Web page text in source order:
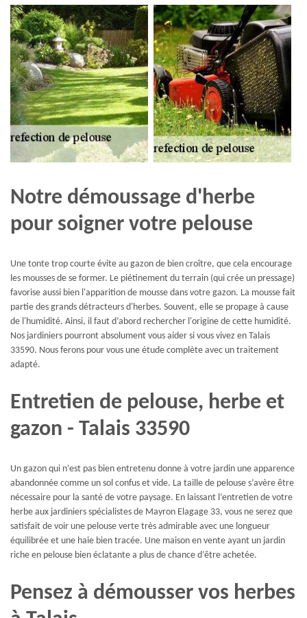
Notre démoussage d'herbe
pour soigner votre pelouse
Une tonte trop courte évite au gazon de bien croître, que cela encourage
les mousses de se former. Le piétinement du terrain (qui crée un pressage)
favorise aussi bien l'apparition de mousse dans votre gazon. La mousse fait
partie des grands détracteurs d'herbes. Souvent, elle se propage à cause
de l'humidité. Ainsi, il faut d’abord rechercher l'origine de cette humidité.
Nos jardiniers pourront absolument vous aider si vous vivez en Talais
33590. Nous ferons pour vous une étude complète avec un traitement
adapté.
Entretien de pelouse, herbe et
gazon - Talais 33590
Un gazon qui n’est pas bien entretenu donne à votre jardin une apparence
abandonnée comme un sol confus et vide. La taille de pelouse s’avère être
nécessaire pour la santé de votre paysage. En laissant l’entretien de votre
herbe aux jardiniers spécialistes de Mayron Elagage 33, vous ne serez que
satisfait de voir une pelouse verte très admirable avec une longueur
équilibrée et une haie bien tracée. Une maison en vente ayant un jardin
riche en pelouse bien éclatante a plus de chance d’être achetée.
Pensez à démousser vos herbes